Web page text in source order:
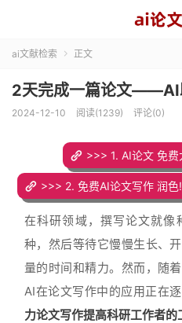
ai文献检索  正文
2天完成一篇论文——AI
2024-12-10 阅读(1239) 评论(0)
>>> 1. AI论文 免
>>> 2. 免费AI论文写作 润色!
在科研领域，撰写论文就像
种，然后等待它慢慢生长、
量的时间和精力。然而，随
AI在论文写作中的应用正在逐
力论文写作提高科研工作者的